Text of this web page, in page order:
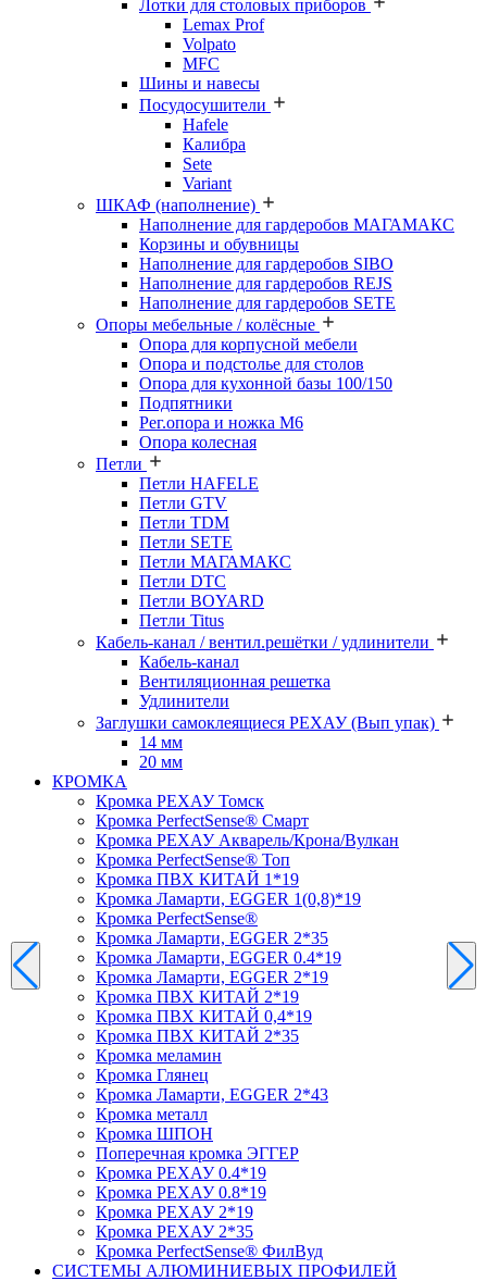
Лотки для столовых приборов
Lemax Prof
Volpato
MFC
Шины и навесы
Посудосушители
Hafele
Калибра
Sete
Variant
ШКАФ (наполнение)
Наполнение для гардеробов МАГАМАКС
Корзины и обувницы
Наполнение для гардеробов SIBO
Наполнение для гардеробов REJS
Наполнение для гардеробов SETE
Опоры мебельные / колёсные
Опора для корпусной мебели
Опора и подстолье для столов
Опора для кухонной базы 100/150
Подпятники
Рег.опора и ножка М6
Опора колесная
Петли
Петли HAFELE
Петли GTV
Петли TDM
Петли SETE
Петли МАГАМАКС
Петли DTC
Петли BOYARD
Петли Titus
Кабель-канал / вентил.решётки / удлинители
Кабель-канал
Вентиляционная решетка
Удлинители
Заглушки самоклеящиеся РЕХАУ (Вып упак)
14 мм
20 мм
КРОМКА
Кромка PЕХАУ Томск
Кромка PerfectSense® Смарт
Кромка PЕХАУ Акварель/Крона/Вулкан
Кромка PerfectSense® Топ
Кромка ПВХ КИТАЙ 1*19
Кромка Ламарти, EGGER 1(0,8)*19
Кромка PerfectSense®
Кромка Ламарти, EGGER 2*35
Кромка Ламарти, EGGER 0.4*19
Кромка Ламарти, EGGER 2*19
Кромка ПВХ КИТАЙ 2*19
Кромка ПВХ КИТАЙ 0,4*19
Кромка ПВХ КИТАЙ 2*35
Кромка меламин
Кромка Глянец
Кромка Ламарти, EGGER 2*43
Кромка металл
Кромка ШПОН
Поперечная кромка ЭГГЕР
Кромка PЕХАУ 0.4*19
Кромка PЕХАУ 0.8*19
Кромка PЕХАУ 2*19
Кромка PЕХАУ 2*35
Кромка PerfectSense® ФилВуд
СИСТЕМЫ АЛЮМИНИЕВЫХ ПРОФИЛЕЙ